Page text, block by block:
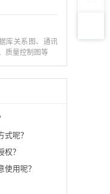
库关系图、通讯
质量控制图等
呢？
？
用呢？